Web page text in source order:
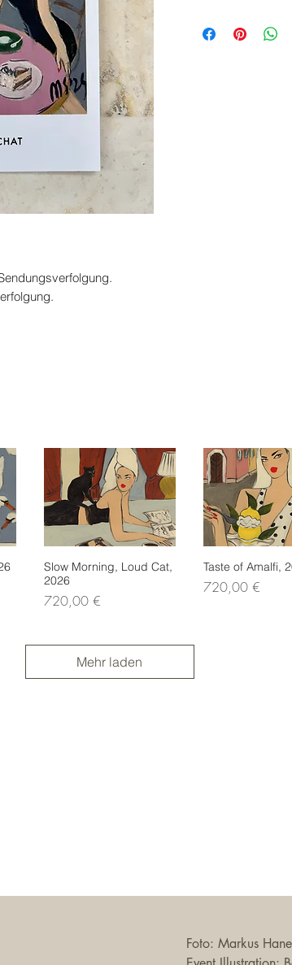
Retouren sind
Schnellansicht
Slow Morning, Loud Cat,
2026
Preis
720,00 €
Taste of Amalfi,
Preis
720,00 €
Mehr laden
Foto: Markus